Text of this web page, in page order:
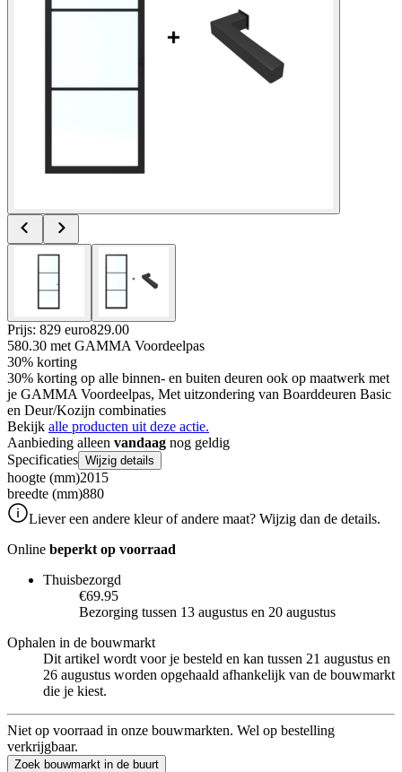
Prijs: 829 euro829.00
580.30 met GAMMA Voordeelpas
30% korting
30% korting op alle binnen- en buiten deuren ook op maatwerk met
je GAMMA Voordeelpas, Met uitzondering van Boarddeuren Basic
en Deur/Kozijn combinaties
Bekijk alle producten uit deze actie.
Aanbieding alleen vandaag nog geldig
Specificaties Wijzig details
hoogte (mm)2015
breedte (mm)880
Liever een andere kleur of andere maat? Wijzig dan de details.
Online beperkt op voorraad
Thuisbezorgd
€69.95
Bezorging tussen 13 augustus en 20 augustus
Ophalen in de bouwmarkt
Dit artikel wordt voor je besteld en kan tussen 21 augustus en
26 augustus worden opgehaald afhankelijk van de bouwmarkt
die je kiest.
Niet op voorraad in onze bouwmarkten. Wel op bestelling
verkrijgbaar.
Zoek bouwmarkt in de buurt